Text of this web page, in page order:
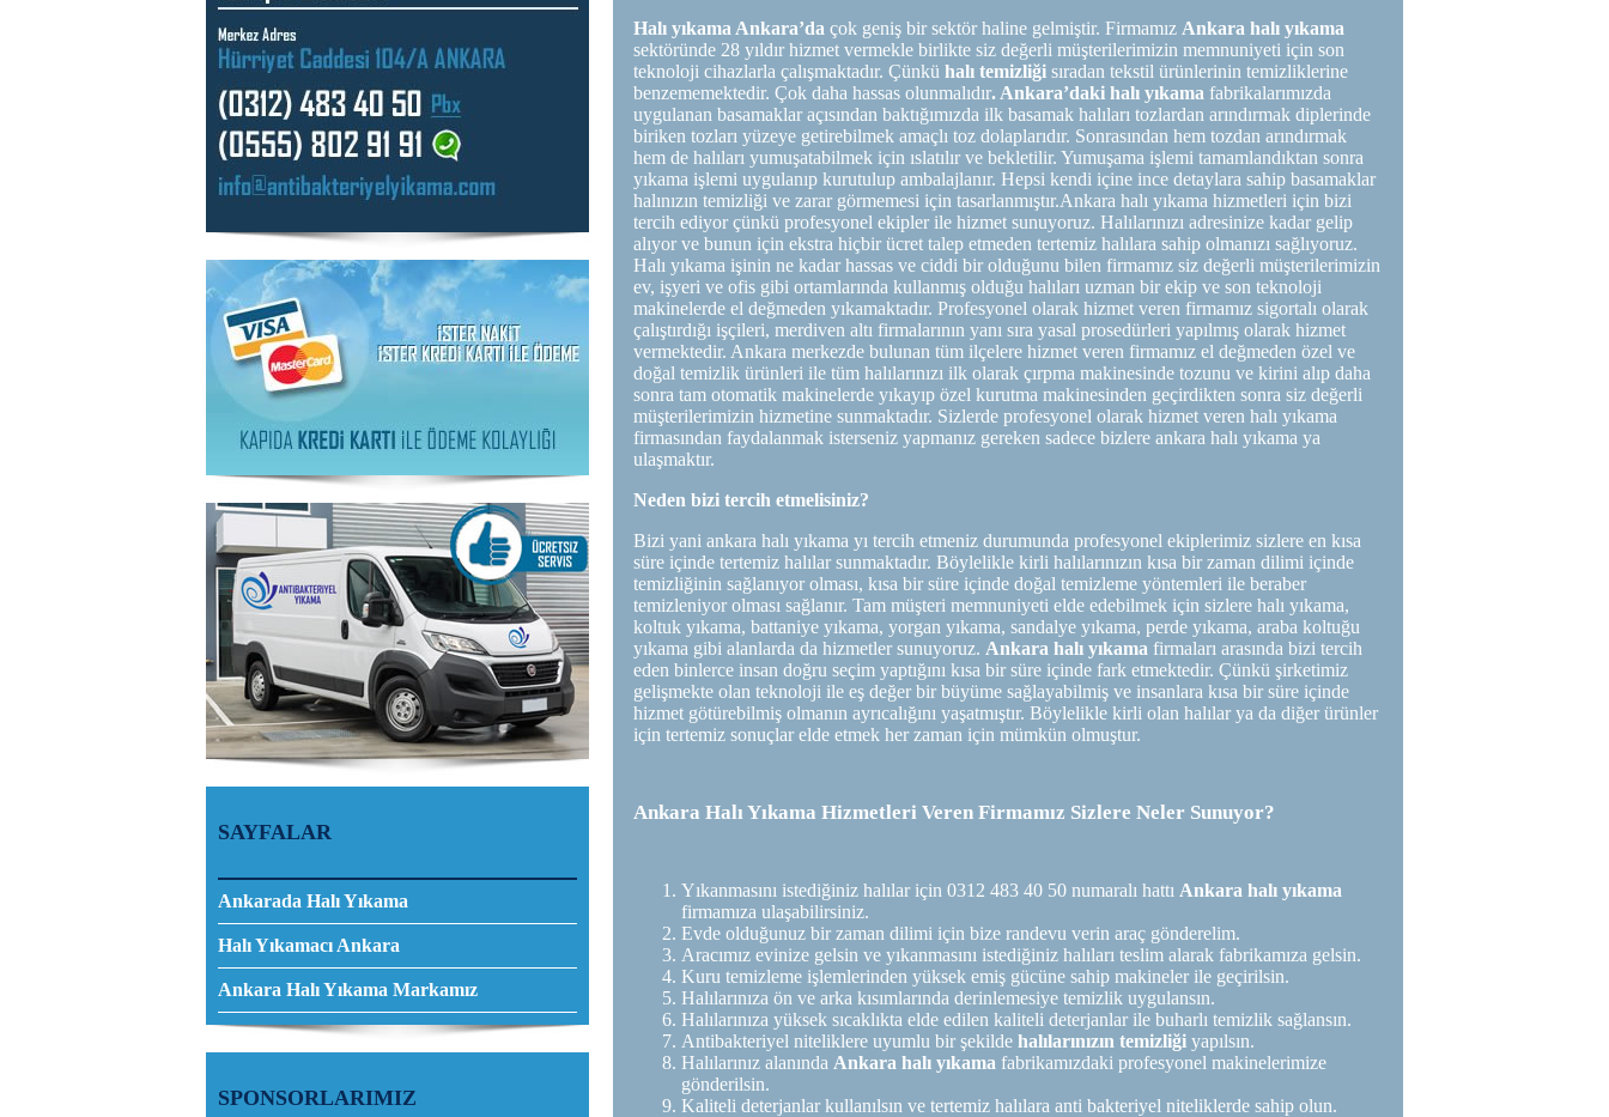
Halı yıkama Ankara’da çok geniş bir sektör haline gelmiştir. Firmamız Ankara halı yıkama
sektöründe 28 yıldır hizmet vermekle birlikte siz değerli müşterilerimizin memnuniyeti için son
teknoloji cihazlarla çalışmaktadır. Çünkü halı temizliği sıradan tekstil ürünlerinin temizliklerine
benzememektedir. Çok daha hassas olunmalıdır. Ankara’daki halı yıkama fabrikalarımızda
uygulanan basamaklar açısından baktığımızda ilk basamak halıları tozlardan arındırmak diplerinde
biriken tozları yüzeye getirebilmek amaçlı toz dolaplarıdır. Sonrasından hem tozdan arındırmak
hem de halıları yumuşatabilmek için ıslatılır ve bekletilir. Yumuşama işlemi tamamlandıktan sonra
yıkama işlemi uygulanıp kurutulup ambalajlanır. Hepsi kendi içine ince detaylara sahip basamaklar
halınızın temizliği ve zarar görmemesi için tasarlanmıştır.Ankara halı yıkama hizmetleri için bizi
tercih ediyor çünkü profesyonel ekipler ile hizmet sunuyoruz. Halılarınızı adresinize kadar gelip
alıyor ve bunun için ekstra hiçbir ücret talep etmeden tertemiz halılara sahip olmanızı sağlıyoruz.
Halı yıkama işinin ne kadar hassas ve ciddi bir olduğunu bilen firmamız siz değerli müşterilerimizin
ev, işyeri ve ofis gibi ortamlarında kullanmış olduğu halıları uzman bir ekip ve son teknoloji
makinelerde el değmeden yıkamaktadır. Profesyonel olarak hizmet veren firmamız sigortalı olarak
çalıştırdığı işçileri, merdiven altı firmalarının yanı sıra yasal prosedürleri yapılmış olarak hizmet
vermektedir. Ankara merkezde bulunan tüm ilçelere hizmet veren firmamız el değmeden özel ve
doğal temizlik ürünleri ile tüm halılarınızı ilk olarak çırpma makinesinde tozunu ve kirini alıp daha
sonra tam otomatik makinelerde yıkayıp özel kurutma makinesinden geçirdikten sonra siz değerli
müşterilerimizin hizmetine sunmaktadır. Sizlerde profesyonel olarak hizmet veren halı yıkama
firmasından faydalanmak isterseniz yapmanız gereken sadece bizlere ankara halı yıkama ya
ulaşmaktır.
Neden bizi tercih etmelisiniz?
Bizi yani ankara halı yıkama yı tercih etmeniz durumunda profesyonel ekiplerimiz sizlere en kısa
süre içinde tertemiz halılar sunmaktadır. Böylelikle kirli halılarınızın kısa bir zaman dilimi içinde
temizliğinin sağlanıyor olması, kısa bir süre içinde doğal temizleme yöntemleri ile beraber
temizleniyor olması sağlanır. Tam müşteri memnuniyeti elde edebilmek için sizlere halı yıkama,
koltuk yıkama, battaniye yıkama, yorgan yıkama, sandalye yıkama, perde yıkama, araba koltuğu
yıkama gibi alanlarda da hizmetler sunuyoruz. Ankara halı yıkama firmaları arasında bizi tercih
eden binlerce insan doğru seçim yaptığını kısa bir süre içinde fark etmektedir. Çünkü şirketimiz
gelişmekte olan teknoloji ile eş değer bir büyüme sağlayabilmiş ve insanlara kısa bir süre içinde
hizmet götürebilmiş olmanın ayrıcalığını yaşatmıştır. Böylelikle kirli olan halılar ya da diğer ürünler
için tertemiz sonuçlar elde etmek her zaman için mümkün olmuştur.
Ankara Halı Yıkama Hizmetleri Veren Firmamız Sizlere Neler Sunuyor?
Yıkanmasını istediğiniz halılar için 0312 483 40 50 numaralı hattı Ankara halı yıkama
firmamıza ulaşabilirsiniz.
Evde olduğunuz bir zaman dilimi için bize randevu verin araç gönderelim.
Aracımız evinize gelsin ve yıkanmasını istediğiniz halıları teslim alarak fabrikamıza gelsin.
Kuru temizleme işlemlerinden yüksek emiş gücüne sahip makineler ile geçirilsin.
Halılarınıza ön ve arka kısımlarında derinlemesiye temizlik uygulansın.
Halılarınıza yüksek sıcaklıkta elde edilen kaliteli deterjanlar ile buharlı temizlik sağlansın.
Antibakteriyel niteliklere uyumlu bir şekilde halılarınızın temizliği yapılsın.
Halılarınız alanında Ankara halı yıkama fabrikamızdaki profesyonel makinelerimize
gönderilsin.
Kaliteli deterjanlar kullanılsın ve tertemiz halılara anti bakteriyel niteliklerde sahip olun.
SAYFALAR
Ankarada Halı Yıkama
Halı Yıkamacı Ankara
Ankara Halı Yıkama Markamız
SPONSORLARIMIZ